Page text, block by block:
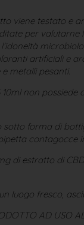
viene testato e
per valutarne
artificiali e
metalli pesanti.
10ml non
sotto forma di
contagocce
di estratto di
luogo fresco,
AD USO